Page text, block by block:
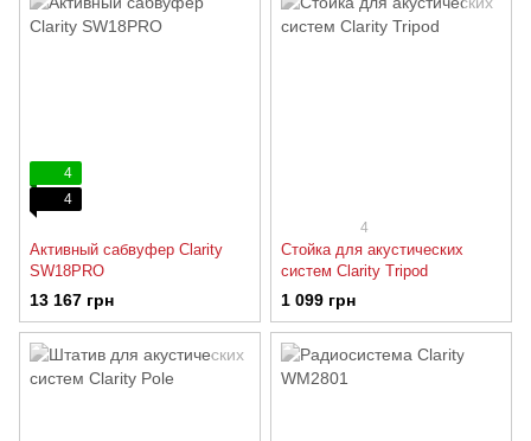
4
4
Активный сабвуфер Clarity
SW18PRO
13 167 грн
4
Стойка для акустических
систем Clarity Tripod
1 099 грн